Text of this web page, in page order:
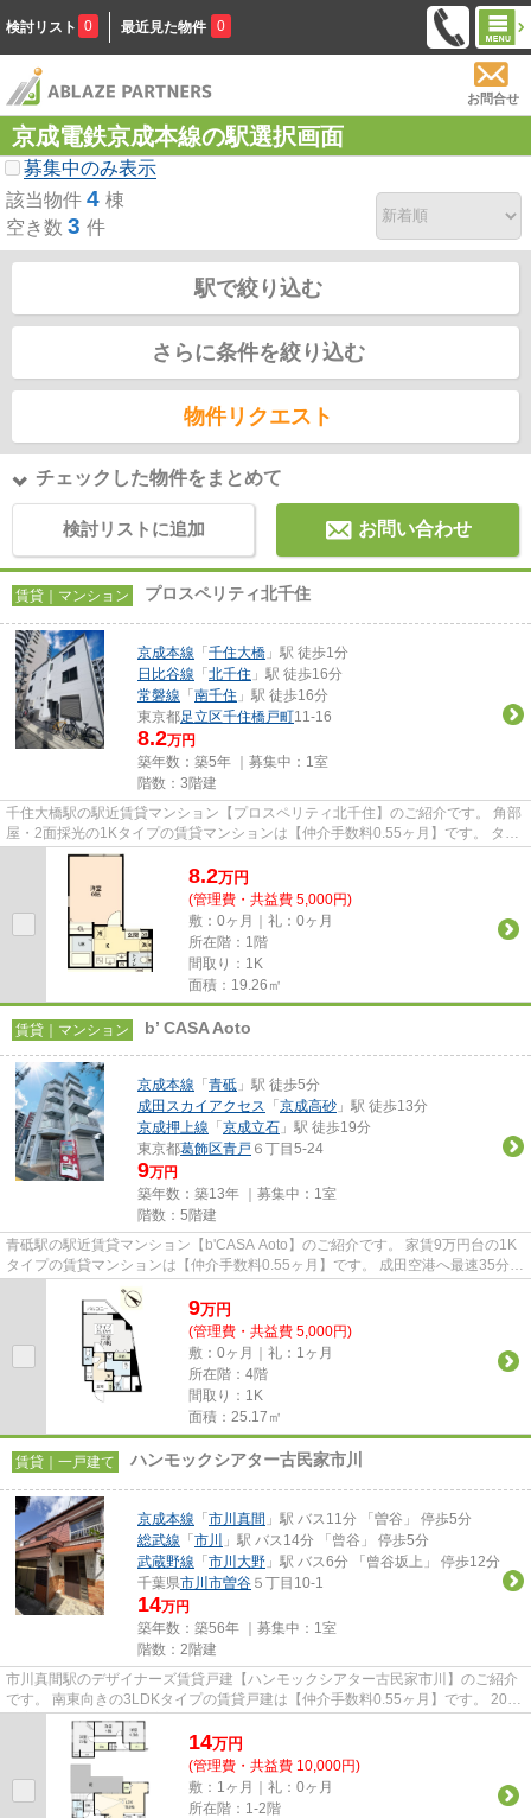
検討リスト 0 最近見た物件 0
お問合せ
京成電鉄京成本線の駅選択画面
募集中のみ表示
該当物件 4 棟
空き数 3 件
駅で絞り込む
さらに条件を絞り込む
物件リクエスト
チェックした物件をまとめて
検討リストに追加 お問い合わせ
賃貸｜マンション プロスペリティ北千住
京成本線 「 千住大橋 」駅 徒歩1分
日比谷線 「 北千住 」駅 徒歩16分
常磐線 「 南千住 」駅 徒歩16分
東京都足立区千住橋戸町11-16
8.2万円
築年数：築5年 ｜募集中： 1室
階数：3階建
千住大橋駅の駅近賃貸マンション【プロスペリティ北千住】のご紹介です。 角部
屋・2面採光の1Kタイプの賃貸マンションは【仲介手数料0.55ヶ月】です。 ター
ミナル駅の北千住駅も徒歩...
8.2万円
(管理費・共益費 5,000円)
敷：0ヶ月｜礼：0ヶ月
所在階：1階
間取り：1K
面積：19.26㎡
賃貸｜マンション b’ CASA Aoto
京成本線 「 青砥 」駅 徒歩5分
成田スカイアクセス 「 京成高砂 」駅 徒歩13分
京成押上線 「 京成立石 」駅 徒歩19分
東京都葛飾区青戸 ６丁目5-24
9万円
築年数：築13年 ｜募集中： 1室
階数：5階建
青砥駅の駅近賃貸マンション【b'CASA Aoto】のご紹介です。 家賃9万円台の1K
タイプの賃貸マンションは【仲介手数料0.55ヶ月】です。 成田空港へ最速35分！
都心へも直通アクセス...
9万円
(管理費・共益費 5,000円)
敷：0ヶ月｜礼：1ヶ月
所在階：4階
間取り：1K
面積：25.17㎡
賃貸｜一戸建て ハンモックシアター古民家市川
京成本線 「 市川真間 」駅 バス11分 「曽谷」 停歩5分
総武線 「 市川
」駅 バス14分 「曾谷」 停歩5分
武蔵野線 「 市川大野 」駅 バス6分 「曾谷坂上」 停歩12分
千葉県市川市曽谷 ５丁目10-1
14万円
築年数：築56年 ｜募集中： 1室
階数：2階建
市川真間駅のデザイナーズ賃貸戸建【ハンモックシアター古民家市川】のご紹介
です。 南東向きの3LDKタイプの賃貸戸建は【仲介手数料0.55ヶ月】です。 2022
年室内リノベーション済みで...
14万円
(管理費・共益費 10,000円)
敷：1ヶ月｜礼：0ヶ月
所在階：1-2階